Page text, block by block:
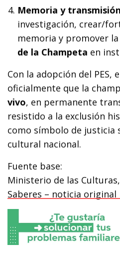
Memoria y
investigación, crear/
memoria y promover la
de la Champeta en
Con la adopción del PES,
oficialmente que la
vivo, en permanente
resistido a la exclusión
como símbolo de justicia
cultural nacional.
Fuente base:
Ministerio de las
Saberes – noticia original